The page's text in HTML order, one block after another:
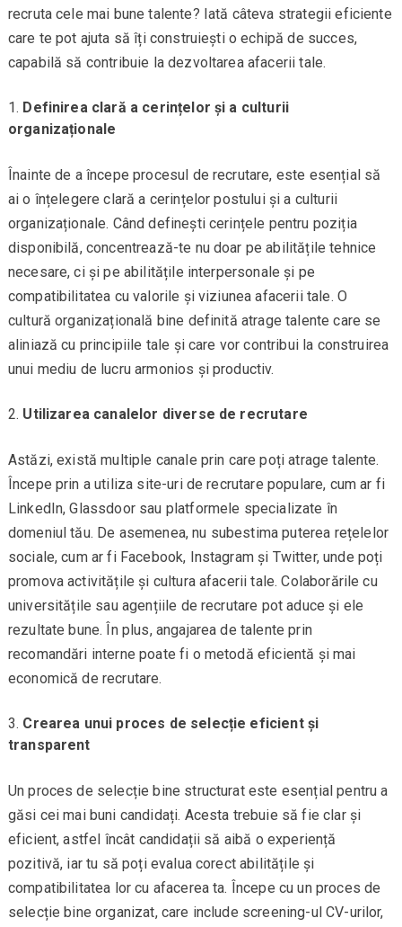
recruta cele mai bune talente? Iată câteva strategii eficiente
care te pot ajuta să îți construiești o echipă de succes,
capabilă să contribuie la dezvoltarea afacerii tale.
Definirea clară a cerințelor și a culturii
organizaționale
Înainte de a începe procesul de recrutare, este esențial să
ai o înțelegere clară a cerințelor postului și a culturii
organizaționale. Când definești cerințele pentru poziția
disponibilă, concentrează-te nu doar pe abilitățile tehnice
necesare, ci și pe abilitățile interpersonale și pe
compatibilitatea cu valorile și viziunea afacerii tale. O
cultură organizațională bine definită atrage talente care se
aliniază cu principiile tale și care vor contribui la construirea
unui mediu de lucru armonios și productiv.
Utilizarea canalelor diverse de recrutare
Astăzi, există multiple canale prin care poți atrage talente.
Începe prin a utiliza site-uri de recrutare populare, cum ar fi
LinkedIn, Glassdoor sau platformele specializate în
domeniul tău. De asemenea, nu subestima puterea rețelelor
sociale, cum ar fi Facebook, Instagram și Twitter, unde poți
promova activitățile și cultura afacerii tale. Colaborările cu
universitățile sau agențiile de recrutare pot aduce și ele
rezultate bune. În plus, angajarea de talente prin
recomandări interne poate fi o metodă eficientă și mai
economică de recrutare.
Crearea unui proces de selecție eficient și
transparent
Un proces de selecție bine structurat este esențial pentru a
găsi cei mai buni candidați. Acesta trebuie să fie clar și
eficient, astfel încât candidații să aibă o experiență
pozitivă, iar tu să poți evalua corect abilitățile și
compatibilitatea lor cu afacerea ta. Începe cu un proces de
selecție bine organizat, care include screening-ul CV-urilor,